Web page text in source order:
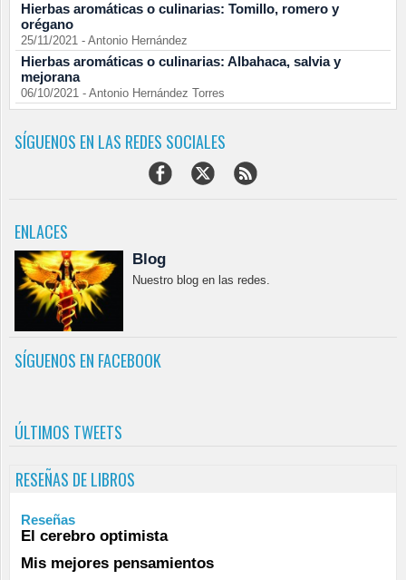
Hierbas aromáticas o culinarias: Tomillo, romero y
orégano
25/11/2021 - Antonio Hernández
Hierbas aromáticas o culinarias: Albahaca, salvia y
mejorana
06/10/2021 - Antonio Hernández Torres
SÍGUENOS EN LAS REDES SOCIALES
ENLACES
Blog
Nuestro blog en las redes.
SÍGUENOS EN FACEBOOK
ÚLTIMOS TWEETS
RESEÑAS DE LIBROS
Reseñas
El cerebro optimista
Mis mejores pensamientos